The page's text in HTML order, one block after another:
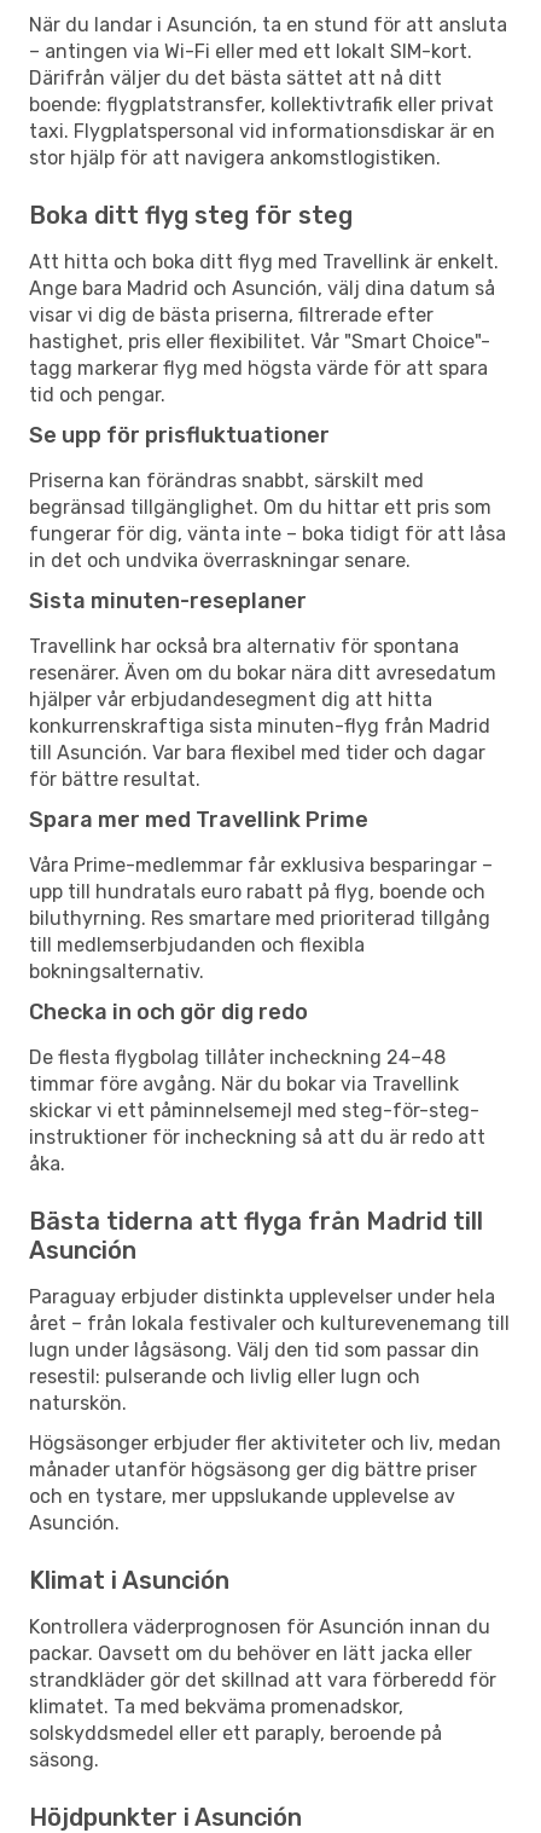
När du landar i Asunción, ta en stund för att ansluta
– antingen via Wi-Fi eller med ett lokalt SIM-kort.
Därifrån väljer du det bästa sättet att nå ditt
boende: flygplatstransfer, kollektivtrafik eller privat
taxi. Flygplatspersonal vid informationsdiskar är en
stor hjälp för att navigera ankomstlogistiken.
Boka ditt flyg steg för steg
Att hitta och boka ditt flyg med Travellink är enkelt.
Ange bara Madrid och Asunción, välj dina datum så
visar vi dig de bästa priserna, filtrerade efter
hastighet, pris eller flexibilitet. Vår "Smart Choice"-
tagg markerar flyg med högsta värde för att spara
tid och pengar.
Se upp för prisfluktuationer
Priserna kan förändras snabbt, särskilt med
begränsad tillgänglighet. Om du hittar ett pris som
fungerar för dig, vänta inte – boka tidigt för att låsa
in det och undvika överraskningar senare.
Sista minuten-reseplaner
Travellink har också bra alternativ för spontana
resenärer. Även om du bokar nära ditt avresedatum
hjälper vår erbjudandesegment dig att hitta
konkurrenskraftiga sista minuten-flyg från Madrid
till Asunción. Var bara flexibel med tider och dagar
för bättre resultat.
Spara mer med Travellink Prime
Våra Prime-medlemmar får exklusiva besparingar –
upp till hundratals euro rabatt på flyg, boende och
biluthyrning. Res smartare med prioriterad tillgång
till medlemserbjudanden och flexibla
bokningsalternativ.
Checka in och gör dig redo
De flesta flygbolag tillåter incheckning 24–48
timmar före avgång. När du bokar via Travellink
skickar vi ett påminnelsemejl med steg-för-steg-
instruktioner för incheckning så att du är redo att
åka.
Bästa tiderna att flyga från Madrid till
Asunción
Paraguay erbjuder distinkta upplevelser under hela
året – från lokala festivaler och kulturevenemang till
lugn under lågsäsong. Välj den tid som passar din
resestil: pulserande och livlig eller lugn och
naturskön.
Högsäsonger erbjuder fler aktiviteter och liv, medan
månader utanför högsäsong ger dig bättre priser
och en tystare, mer uppslukande upplevelse av
Asunción.
Klimat i Asunción
Kontrollera väderprognosen för Asunción innan du
packar. Oavsett om du behöver en lätt jacka eller
strandkläder gör det skillnad att vara förberedd för
klimatet. Ta med bekväma promenadskor,
solskyddsmedel eller ett paraply, beroende på
säsong.
Höjdpunkter i Asunción